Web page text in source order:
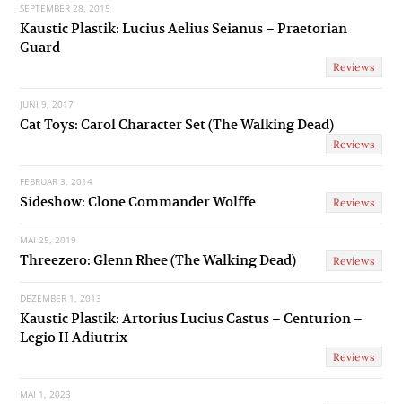
u
s
SEPTEMBER 28, 2015
Kaustic Plastik: Lucius Aelius Seianus – Praetorian
Guard
Reviews
JUNI 9, 2017
Cat Toys: Carol Character Set (The Walking Dead)
Reviews
FEBRUAR 3, 2014
Sideshow: Clone Commander Wolffe Reviews
MAI 25, 2019
Threezero: Glenn Rhee (The Walking Dead) Reviews
DEZEMBER 1, 2013
Kaustic Plastik: Artorius Lucius Castus – Centurion –
Legio II Adiutrix
Reviews
MAI 1, 2023